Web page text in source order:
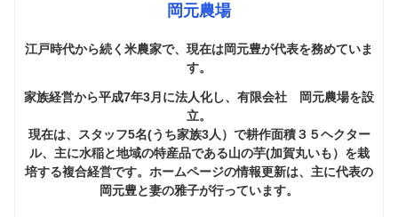
岡元農場
江戸時代から続く米農家で、現在は岡元豊が代表を務めていま
す。
家族経営から平成7年3月に法人化し、有限会社 岡元農場を設
立。
現在は、スタッフ5名(うち家族3人）で耕作面積３５ヘクター
ル、主に水稲と地域の特産品である山の芋(加賀丸いも）を栽
培する複合経営です。ホームページの情報更新は、主に代表の
岡元豊と妻の雅子が行っています。